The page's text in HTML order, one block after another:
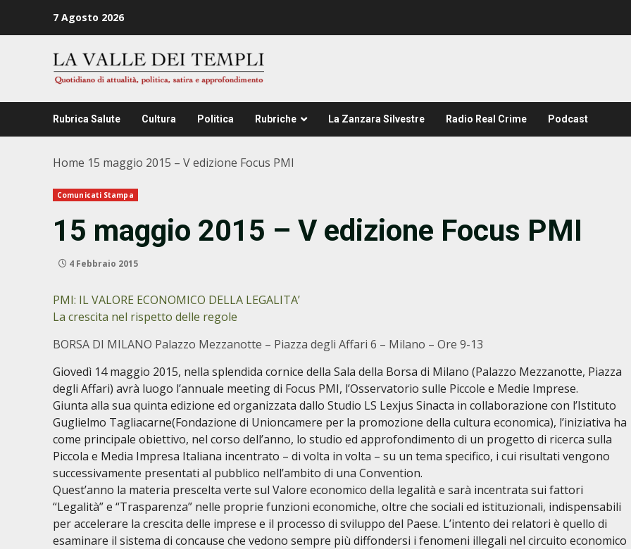
7 Agosto 2026
Rubrica Salute Cultura Politica Rubriche La Zanzara Silvestre Radio Real Crime Podcast
Home 15 maggio 2015 – V edizione Focus PMI
Comunicati Stampa
15 maggio 2015 – V edizione Focus PMI
4 Febbraio 2015
PMI: IL VALORE ECONOMICO DELLA LEGALITA’
La crescita nel rispetto delle regole
BORSA DI MILANO Palazzo Mezzanotte – Piazza degli Affari 6 – Milano – Ore 9-13
Giovedì 14 maggio 2015, nella splendida cornice della Sala della Borsa di Milano (Palazzo Mezzanotte, Piazza
degli Affari) avrà luogo l’annuale meeting di Focus PMI, l’Osservatorio sulle Piccole e Medie Imprese.
Giunta alla sua quinta edizione ed organizzata dallo Studio LS Lexjus Sinacta in collaborazione con l’Istituto
Guglielmo Tagliacarne(Fondazione di Unioncamere per la promozione della cultura economica), l’iniziativa ha
come principale obiettivo, nel corso dell’anno, lo studio ed approfondimento di un progetto di ricerca sulla
Piccola e Media Impresa Italiana incentrato – di volta in volta – su un tema specifico, i cui risultati vengono
successivamente presentati al pubblico nell’ambito di una Convention.
Quest’anno la materia prescelta verte sul Valore economico della legalità e sarà incentrata sui fattori
“Legalità” e “Trasparenza” nelle proprie funzioni economiche, oltre che sociali ed istituzionali, indispensabili
per accelerare la crescita delle imprese e il processo di sviluppo del Paese. L’intento dei relatori è quello di
esaminare il sistema di concause che vedono sempre più diffondersi i fenomeni illegali nel circuito economico